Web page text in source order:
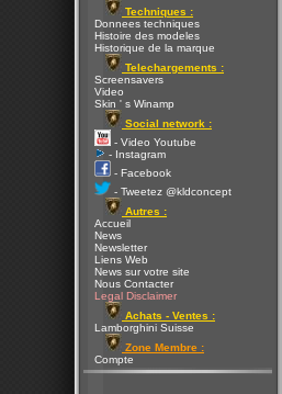
Techniques :
Donnees techniques
Histoire des modeles
Historique de la marque
Telechargements :
Screensavers
Video
Skin ' s Winamp
Social network :
- Video Youtube
- Instagram
- Facebook
- Tweetez @kldconcept
Autres :
Accueil
News
Newsletter
Liens Web
News sur votre site
Nous Contacter
Legal Disclaimer
Achats - Ventes :
Lamborghini Suisse
Zone Membre :
Compte